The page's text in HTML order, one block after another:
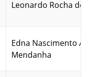
Leonardo Rocha de
Edna Nascimento
Mendanha